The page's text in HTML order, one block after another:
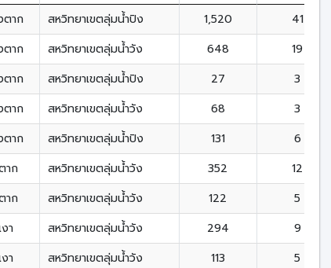
ตาก สหวิทยาเขตลุ่มน้ำปิง 1,520
41
ตาก สหวิทยาเขตลุ่มน้ำวัง 648
19
ตาก สหวิทยาเขตลุ่มน้ำปิง 27
3
ตาก สหวิทยาเขตลุ่มน้ำวัง 68
3
ตาก สหวิทยาเขตลุ่มน้ำปิง 131
6
าก สหวิทยาเขตลุ่มน้ำวัง 352
12
าก สหวิทยาเขตลุ่มน้ำวัง 122
5
า สหวิทยาเขตลุ่มน้ำวัง 294
9
า สหวิทยาเขตลุ่มน้ำวัง 113
5